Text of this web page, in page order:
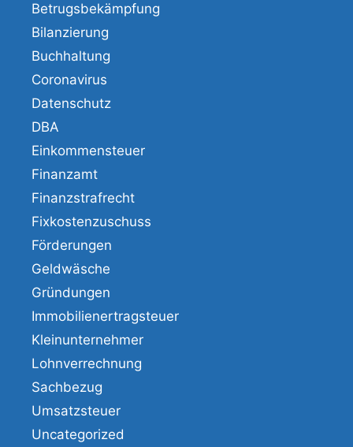
Betrugsbekämpfung
Bilanzierung
Buchhaltung
Coronavirus
Datenschutz
DBA
Einkommensteuer
Finanzamt
Finanzstrafrecht
Fixkostenzuschuss
Förderungen
Geldwäsche
Gründungen
Immobilienertragsteuer
Kleinunternehmer
Lohnverrechnung
Sachbezug
Umsatzsteuer
Uncategorized